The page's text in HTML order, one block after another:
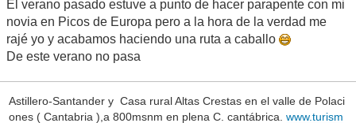
El verano pasado estuve a punto de hacer parapente con mi
novia en Picos de Europa pero a la hora de la verdad me
rajé yo y acabamos haciendo una ruta a caballo
De este verano no pasa
Astillero-Santander y Casa rural Altas Crestas en el valle de Polaci
ones ( Cantabria ),a 800msnm en plena C. cantábrica. www.turism